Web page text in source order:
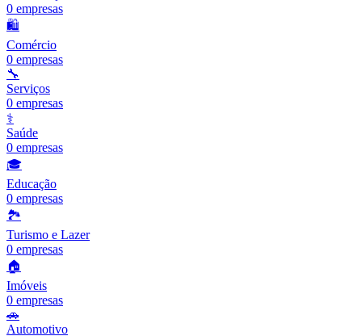
0 empresas
🛍️
Comércio
0 empresas
🔧
Serviços
0 empresas
⚕️
Saúde
0 empresas
🎓
Educação
0 empresas
🏞️
Turismo e Lazer
0 empresas
🏠
Imóveis
0 empresas
🚗
Automotivo